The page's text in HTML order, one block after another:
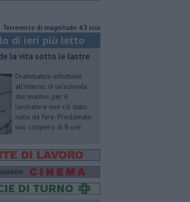
di magnitudo 4.3 scuote la Toscana
di ieri più letto
la vita sotto le lastre
Drammatico infortunio
all'interno di un'azienda
del marmo: per il
lavoratore non c'è stato
nulla da fare. Proclamato
uno sciopero di 8 ore